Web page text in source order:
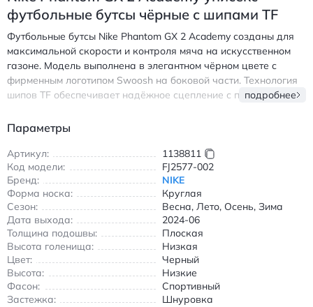
футбольные бутсы чёрные с шипами TF
Футбольные бутсы Nike Phantom GX 2 Academy созданы для
максимальной скорости и контроля мяча на искусственном
газоне. Модель выполнена в элегантном чёрном цвете с
фирменным логотипом Swoosh на боковой части. Технология
шипов TF обеспечивает надёжное сцепление с поверхностью,
ударов. Лёгкая и дышащая верхняя часть обеспечивает
резиновыми шипами гарантирует стабильность при резких
поворотах и ускорениях. Идеальный выбор для игроков,
ценящих сочетание стиля и функциональности. Бутсы
подходят для использования в любое время года благодаря
универсальному дизайну и прочным материалам. Найк
Фантом ДжИ Икс 2 Академи унисекс футбольные бутсы
чёрные с шипами для искусственного газона.
подробнее
Параметры
Артикул:
1138811
Код модели:
FJ2577-002
Бренд:
NIKE
Форма носка:
Круглая
Сезон:
Весна, Лето, Осень, Зима
Дата выхода:
2024-06
Толщина подошвы:
Плоская
Высота голенища:
Низкая
Цвет:
Черный
Высота:
Низкие
Фасон:
Спортивный
Застежка:
Шнуровка